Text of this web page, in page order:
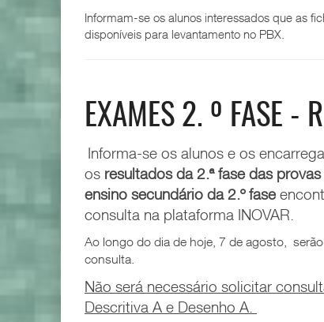
Informam-se os alunos interessados que as
disponíveis para levantamento no PBX.
EXAMES 2. º FASE -
Informa-se os alunos e os
os resultados da 2.ª fase das
ensino secundário da2.º fase
consulta na plataforma INOVAR.
Ao longo do dia de hoje, 7 de agosto,
consulta.
Não será necessário solicitar
Descritiva A e Desenho A.